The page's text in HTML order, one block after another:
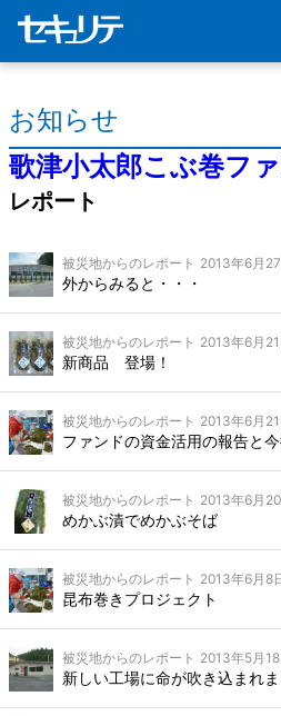
お知らせ
歌津小太郎こぶ巻フ
レポート
被災地からのレポート 2013年6月
外からみると・・・
被災地からのレポート 2013年6月
新商品 登場！
被災地からのレポート 2013年6月
ファンドの資金活用の報告と
被災地からのレポート 2013年6月
めかぶ漬でめかぶそば
被災地からのレポート 2013年6月8
昆布巻きプロジェクト
被災地からのレポート 2013年5月
新しい工場に命が吹き込まれ